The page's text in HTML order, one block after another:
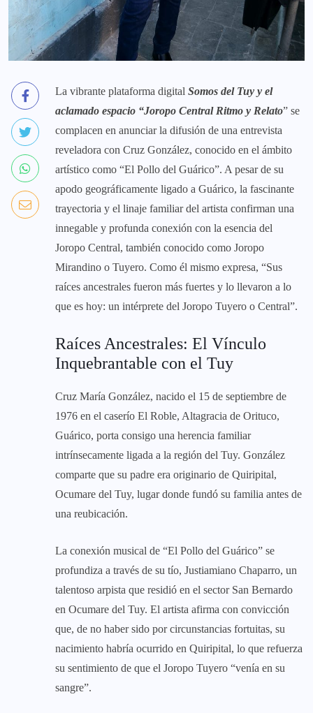
La vibrante plataforma digital Somos del Tuy y el
aclamado espacio “Joropo Central Ritmo y Relato” se
complacen en anunciar la difusión de una entrevista
reveladora con Cruz González, conocido en el ámbito
artístico como “El Pollo del Guárico”. A pesar de su
apodo geográficamente ligado a Guárico, la fascinante
trayectoria y el linaje familiar del artista confirman una
innegable y profunda conexión con la esencia del
Joropo Central, también conocido como Joropo
Mirandino o Tuyero. Como él mismo expresa, “Sus
raíces ancestrales fueron más fuertes y lo llevaron a lo
que es hoy: un intérprete del Joropo Tuyero o Central”.
Raíces Ancestrales: El Vínculo
Inquebrantable con el Tuy
Cruz María González, nacido el 15 de septiembre de
1976 en el caserío El Roble, Altagracia de Orituco,
Guárico, porta consigo una herencia familiar
intrínsecamente ligada a la región del Tuy. González
comparte que su padre era originario de Quiripital,
Ocumare del Tuy, lugar donde fundó su familia antes de
una reubicación.
La conexión musical de “El Pollo del Guárico” se
profundiza a través de su tío, Justiamiano Chaparro, un
talentoso arpista que residió en el sector San Bernardo
en Ocumare del Tuy. El artista afirma con convicción
que, de no haber sido por circunstancias fortuitas, su
nacimiento habría ocurrido en Quiripital, lo que refuerza
su sentimiento de que el Joropo Tuyero “venía en su
sangre”.